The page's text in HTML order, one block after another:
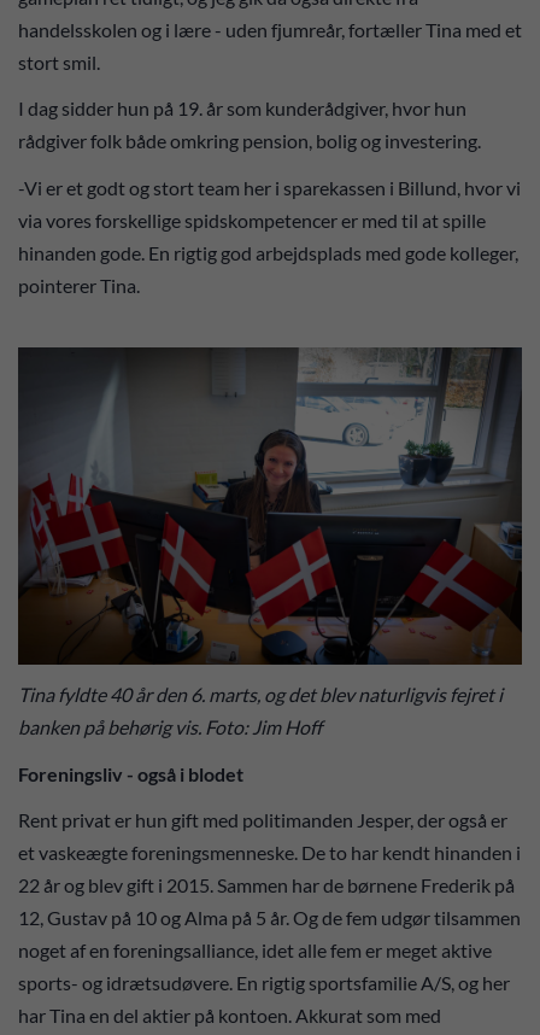
handelsskolen og i lære - uden fjumreår, fortæller Tina med et
stort smil.
I dag sidder hun på 19. år som kunderådgiver, hvor hun
rådgiver folk både omkring pension, bolig og investering.
-Vi er et godt og stort team her i sparekassen i Billund, hvor vi
via vores forskellige spidskompetencer er med til at spille
hinanden gode. En rigtig god arbejdsplads med gode kolleger,
pointerer Tina.
Tina fyldte 40 år den 6. marts, og det blev naturligvis fejret i
banken på behørig vis. Foto: Jim Hoff
Foreningsliv - også i blodet
Rent privat er hun gift med politimanden Jesper, der også er
et vaskeægte foreningsmenneske. De to har kendt hinanden i
22 år og blev gift i 2015. Sammen har de børnene Frederik på
12, Gustav på 10 og Alma på 5 år. Og de fem udgør tilsammen
noget af en foreningsalliance, idet alle fem er meget aktive
sports- og idrætsudøvere. En rigtig sportsfamilie A/S, og her
har Tina en del aktier på kontoen. Akkurat som med